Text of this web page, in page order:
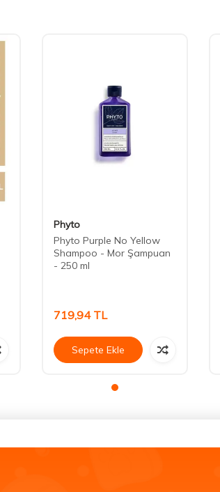
Phyto
Phyto Purple No Yellow
Shampoo - Mor Şampuan
- 250 ml
719,94TL
Sepete Ekle